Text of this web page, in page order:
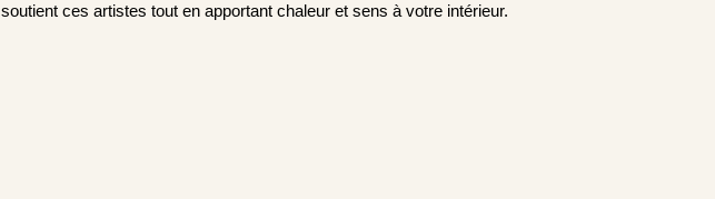
soutient ces artistes tout en apportant chaleur et sens à votre intérieur.